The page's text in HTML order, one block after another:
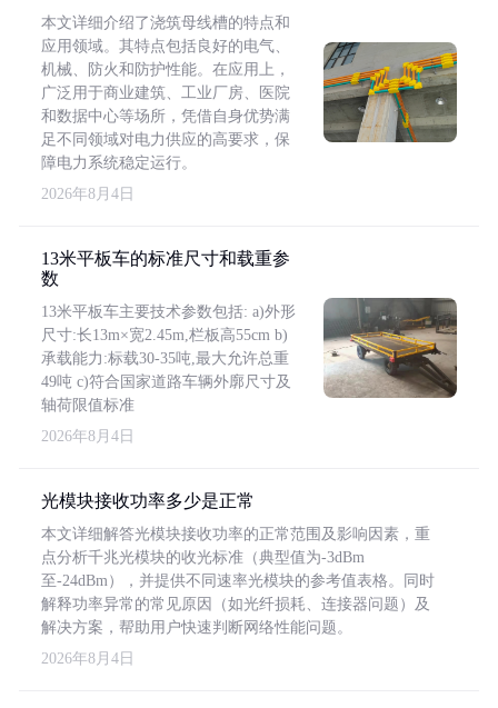
本文详细介绍了浇筑母线槽的特点和
应用领域。其特点包括良好的电气、
机械、防火和防护性能。在应用上，
广泛用于商业建筑、工业厂房、医院
和数据中心等场所，凭借自身优势满
足不同领域对电力供应的高要求，保
障电力系统稳定运行。
2026年8月4日
13米平板车的标准尺寸和载重参
数
13米平板车主要技术参数包括: a)外形
尺寸:长13m×宽2.45m,栏板高55cm b)
承载能力:标载30-35吨,最大允许总重
49吨 c)符合国家道路车辆外廓尺寸及
轴荷限值标准
2026年8月4日
光模块接收功率多少是正常
本文详细解答光模块接收功率的正常范围及影响因素，重
点分析千兆光模块的收光标准（典型值为-3dBm
至-24dBm），并提供不同速率光模块的参考值表格。同时
解释功率异常的常见原因（如光纤损耗、连接器问题）及
解决方案，帮助用户快速判断网络性能问题。
2026年8月4日